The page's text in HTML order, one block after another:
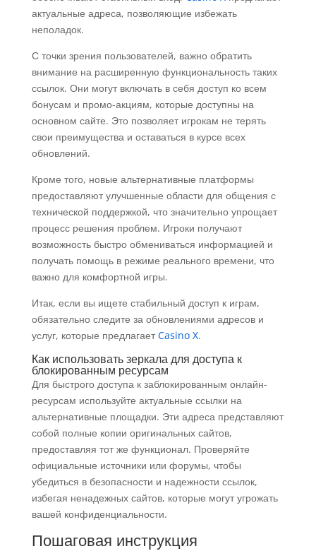
актуальные адреса, позволяющие избежать
неполадок.
С точки зрения пользователей, важно обратить
внимание на расширенную функциональность таких
ссылок. Они могут включать в себя доступ ко всем
бонусам и промо-акциям, которые доступны на
основном сайте. Это позволяет игрокам не терять
свои преимущества и оставаться в курсе всех
обновлений.
Кроме того, новые альтернативные платформы
предоставляют улучшенные области для общения с
технической поддержкой, что значительно упрощает
процесс решения проблем. Игроки получают
возможность быстро обмениваться информацией и
получать помощь в режиме реального времени, что
важно для комфортной игры.
Итак, если вы ищете стабильный доступ к играм,
обязательно следите за обновлениями адресов и
услуг, которые предлагаетCasino X.
Как использовать зеркала для доступа к
блокированным ресурсам
Для быстрого доступа к заблокированным онлайн-
ресурсам используйте актуальные ссылки на
альтернативные площадки. Эти адреса представляют
собой полные копии оригинальных сайтов,
предоставляя тот же функционал. Проверяйте
официальные источники или форумы, чтобы
убедиться в безопасности и надежности ссылок,
избегая ненадежных сайтов, которые могут угрожать
вашей конфиденциальности.
Пошаговая инструкция